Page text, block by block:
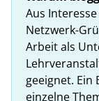
Aus
Netzwerk-
Arbeit als
geeignet. Ein
einzelne